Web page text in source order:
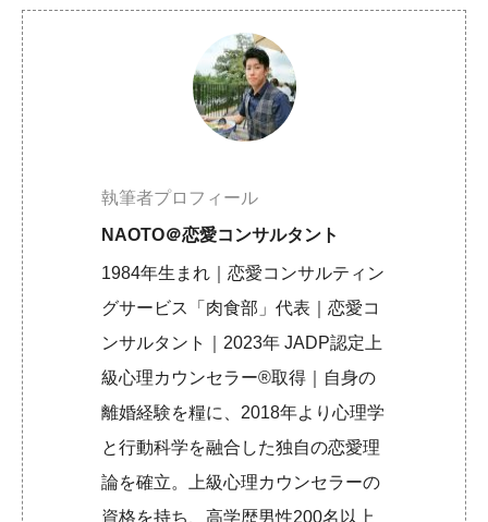
執筆者プロフィール
NAOTO＠恋愛コンサルタント
1984年生まれ｜恋愛コンサルティン
グサービス「肉食部」代表｜恋愛コ
ンサルタント｜2023年 JADP認定上
級心理カウンセラー®取得｜自身の
離婚経験を糧に、2018年より心理学
と行動科学を融合した独自の恋愛理
論を確立。上級心理カウンセラーの
資格を持ち、高学歴男性200名以上